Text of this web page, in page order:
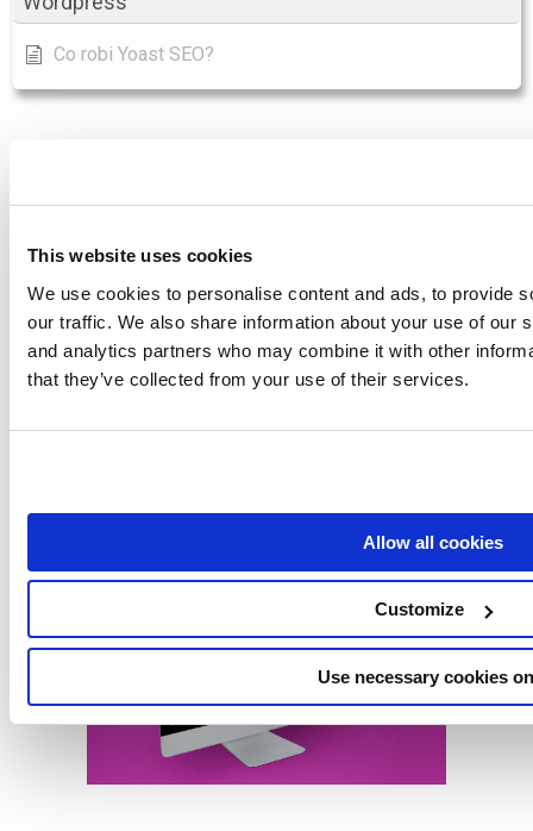
This website uses cookies
We use cookies to personalise content and ads, to provide
our traffic. We also share information about your use of our
and analytics partners who may combine it with other
that they’ve collected from your use of their services.
Allow all cookies
Customize
Use necessary cookies
Co robi Yoast SEO?
analiza SEO GAP
SEO.London sprawdził 35 stron internetowych i
ponad 150 000 słów kluczowych. Wynik z
ponad 5 milionów punktów danych
prezentujemy poniżej.